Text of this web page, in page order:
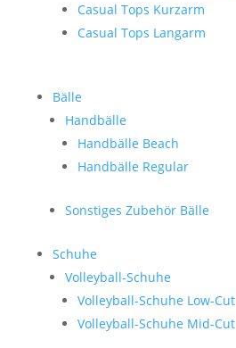
Casual Tops Kurzarm
Casual Tops Langarm
Bälle
Handbälle
Handbälle Beach
Handbälle Regular
Sonstiges Zubehör Bälle
Schuhe
Volleyball-Schuhe
Volleyball-Schuhe Low-Cut
Volleyball-Schuhe Mid-Cut